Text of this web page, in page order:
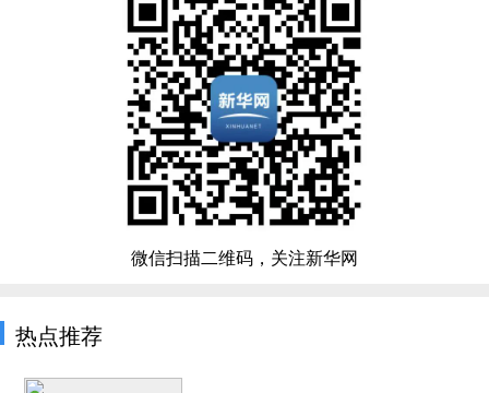
微信扫描二维码，关注新华网
热点推荐